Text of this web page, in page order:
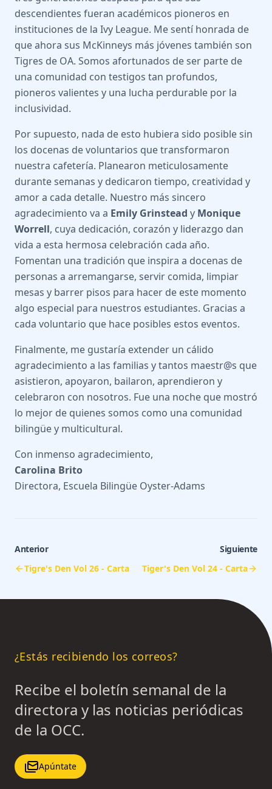
descendientes fueran académicos pioneros en
instituciones de la Ivy League. Me sentí honrada de
que ahora sus McKinneys más jóvenes también son
Tigres de OA. Somos afortunados de ser parte de
una comunidad con testigos tan profundos,
pioneros valientes y una lucha perdurable por la
inclusividad.
Por supuesto, nada de esto hubiera sido posible sin
los docenas de voluntarios que transformaron
nuestra cafetería. Planearon meticulosamente
durante semanas y dedicaron tiempo, creatividad y
amor a cada detalle. Nuestro más sincero
agradecimiento va a Emily Grinstead y Monique
Worrell, cuya dedicación, corazón y liderazgo dan
vida a esta hermosa celebración cada año.
Fomentan una tradición que inspira a docenas de
personas a arremangarse, servir comida, limpiar
mesas y barrer pisos para hacer de este momento
algo especial para nuestros estudiantes. Gracias a
cada voluntario que hace posibles estos eventos.
Finalmente, me gustaría extender un cálido
agradecimiento a las familias y tantos maestr@s que
asistieron, apoyaron, bailaron, aprendieron y
celebraron con nosotros. Fue una noche que mostró
lo mejor de quienes somos como una comunidad
bilingüe y multicultural.
Con inmenso agradecimiento,
Carolina Brito
Directora, Escuela Bilingüe Oyster-Adams
Anterior
Tigre's Den Vol 26 - Carta
Siguiente
Tiger's Den Vol 24 - Carta
¿Estás recibiendo los correos?
Recibe el boletín semanal de la
directora y las noticias periódicas
de la OCC.
Apúntate